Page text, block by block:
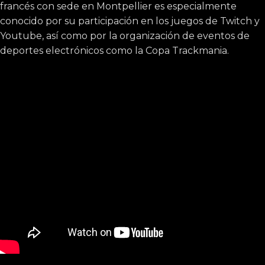
francés con sede en Montpellier es especialmente
conocido por su participación en los juegos de Twitch y
Youtube, así como por la organización de eventos de
deportes electrónicos como la Copa Trackmania.